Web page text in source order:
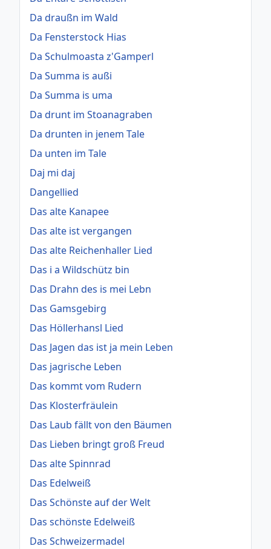
Da draußn im Wald
Da Fensterstock Hias
Da Schulmoasta z'Gamperl
Da Summa is außi
Da Summa is uma
Da drunt im Stoanagraben
Da drunten in jenem Tale
Da unten im Tale
Daj mi daj
Dangellied
Das alte Kanapee
Das alte ist vergangen
Das alte Reichenhaller Lied
Das i a Wildschütz bin
Das Drahn des is mei Lebn
Das Gamsgebirg
Das Höllerhansl Lied
Das Jagen das ist ja mein Leben
Das jagrische Leben
Das kommt vom Rudern
Das Klosterfräulein
Das Laub fällt von den Bäumen
Das Lieben bringt groß Freud
Das alte Spinnrad
Das Edelweiß
Das Schönste auf der Welt
Das schönste Edelweiß
Das Schweizermadel